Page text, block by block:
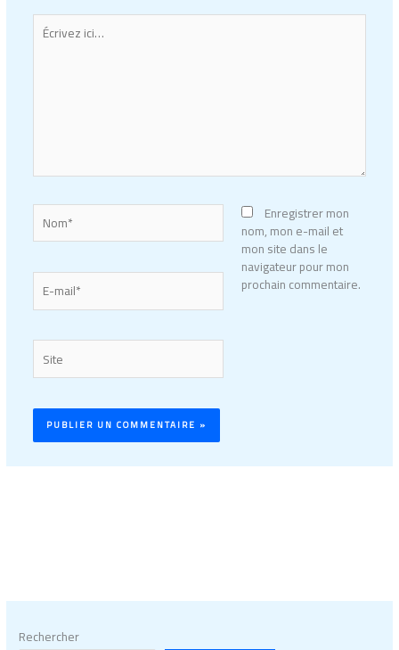
Écrivez
ici…
Nom*
E-
mail*
Site
Enregistrer mon
nom, mon e-mail et
mon site dans le
navigateur pour mon
prochain commentaire.
Rechercher